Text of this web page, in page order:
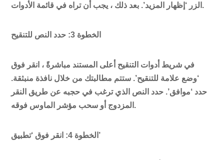
الزر ‘إظهار المزيد’. بعد ذلك ، يجب أن تراه في قائمة الأدوات.
الخطوة 3: حدد النص للتنقيح
في شريط أدوات التنقيح أعلى المستند مباشرةً ، انقر فوق
‘وضع علامة للتنقيح’. ستتم مطالبتك من خلال نافذة منبثقة.
حدد ‘موافق’. حدد النص الذي ترغب في حجبه عن طريق النقر
المزدوج أو سحب مؤشر الماوس فوقه.
الخطوة 4: انقر فوق ‘تطبيق’